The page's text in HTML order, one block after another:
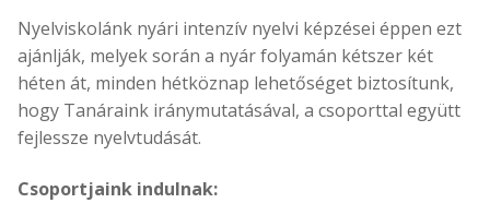
Nyelviskolánk nyári intenzív nyelvi képzései éppen ezt
ajánlják, melyek során a nyár folyamán kétszer két
héten át, minden hétköznap lehetőséget biztosítunk,
hogy Tanáraink iránymutatásával, a csoporttal együtt
fejlessze nyelvtudását.
Csoportjaink indulnak: